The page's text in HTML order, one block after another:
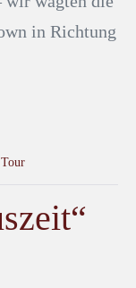
in Richtung